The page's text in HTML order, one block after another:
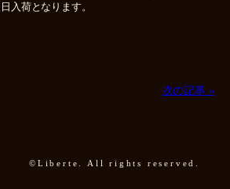
入荷となります。
次の記事 »
©Liberte. All rights reserved.